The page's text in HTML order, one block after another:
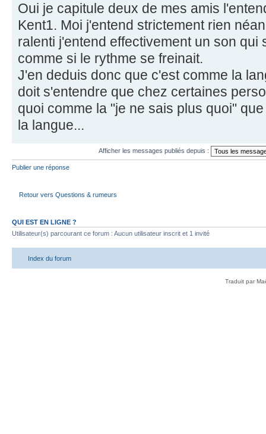
Oui je capitule deux de mes amis
Kent1. Moi j'entend strictement rien
ralenti j'entend effectivement un son qui
comme si le rythme se freinait.
J'en deduis donc que c'est comme la
doit s'entendre que chez certaines
quoi comme la "je ne sais plus quoi"
la langue...
Afficher les messages publiés depuis :
Publier une réponse
Retour vers Questions & rumeurs
QUI EST EN LIGNE ?
Utilisateur(s) parcourant ce forum : Aucun utilisateur inscrit et 1 invité
Index du forum
Traduit par